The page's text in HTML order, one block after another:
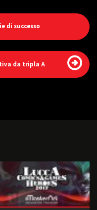
di successo
da tripla A